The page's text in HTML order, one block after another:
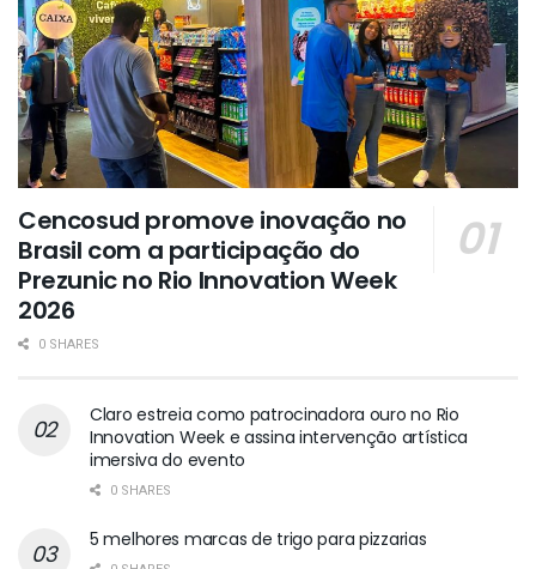
Cencosud promove inovação no
Brasil com a participação do
Prezunic no Rio Innovation Week
2026
0 SHARES
Claro estreia como patrocinadora ouro no Rio
Innovation Week e assina intervenção artística
imersiva do evento
0 SHARES
5 melhores marcas de trigo para pizzarias